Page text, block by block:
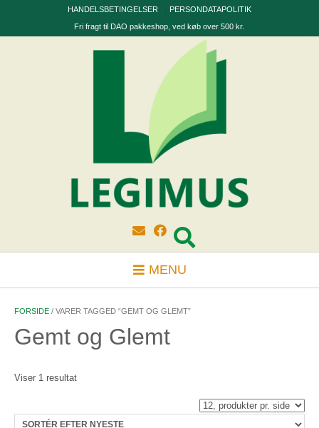
HANDELSBETINGELSER
PERSONDATAPOLITIK
Fri fragt til DAO pakkeshop, ved køb over 500 kr.
MENU
FORSIDE / VARER TAGGED “GEMT OG GLEMT”
Gemt og Glemt
Viser 1 resultat